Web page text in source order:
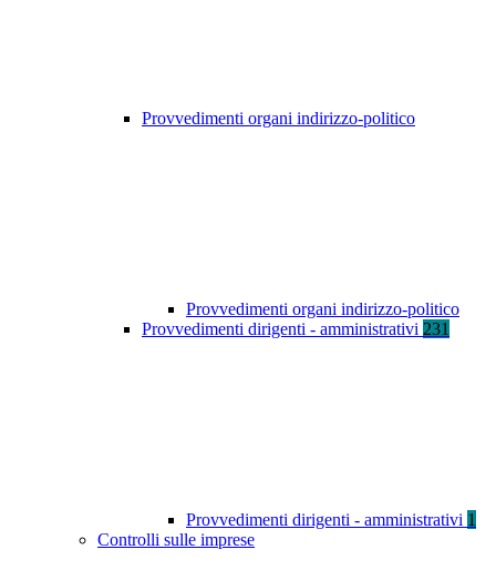
Provvedimenti organi indirizzo-politico
Provvedimenti organi indirizzo-politico
Provvedimenti dirigenti - amministrativi 231
Provvedimenti dirigenti - amministrativi 1
Controlli sulle imprese